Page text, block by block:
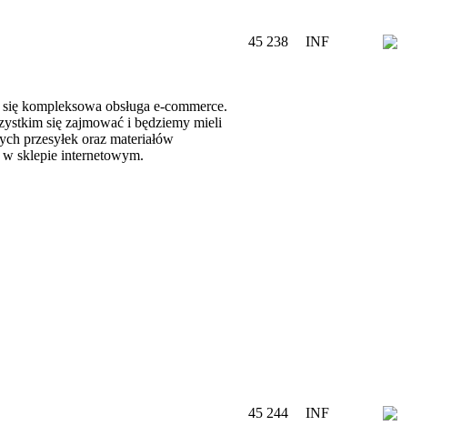
kompleksowa obsługa e-commerce.
się zajmować i będziemy mieli
przesyłek oraz materiałów
sklepie internetowym.
45 238 INF
45 244 INF